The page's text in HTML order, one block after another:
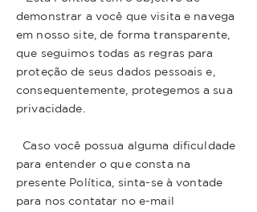
demonstrar a você que visita e navega
em nosso site, de forma transparente,
que seguimos todas as regras para
proteção de seus dados pessoais e,
consequentemente, protegemos a sua
privacidade.
Caso você possua alguma dificuldade
para entender o que consta na
presente Política, sinta-se à vontade
para nos contatar no e-mail